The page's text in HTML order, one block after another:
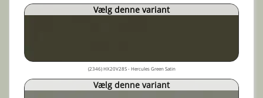
Vælg denne variant
(2346) HX20V28S - Hercules Green Satin
Vælg denne variant